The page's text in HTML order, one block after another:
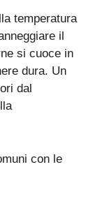
temperatura
il
si cuoce in
dura. Un
dal
con le